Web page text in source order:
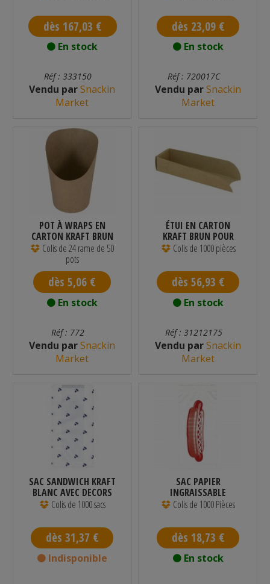
dès 167,03 €
En stock
Réf : 333150
Vendu parSnackin
Market
dès 23,09 €
En stock
Réf : 720017C
Vendu parSnackin
Market
POT À WRAPS EN
CARTON KRAFT BRUN
155 ML - PAR 1200
Colis de 24 rame de 50
pots
dès 5,06 €
En stock
Réf : 772
Vendu parSnackin
Market
ÉTUI EN CARTON
KRAFT BRUN POUR
HOT DOG 175 X 50...
Colis de 1000 pièces
dès 56,93 €
En stock
Réf : 31212175
Vendu parSnackin
Market
SAC SANDWICH KRAFT
BLANC AVEC DECORS
140 X 60 X...
Colis de 1000 sacs
dès 31,37 €
Indisponible
SAC PAPIER
INGRAISSABLE
IMPRIMÉ HOT DOG -
Colis de 1000 Pièces
dès 18,73 €
En stock